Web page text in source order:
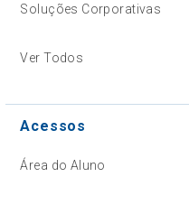
Soluções Corporativas
Ver Todos
Acessos
Área do Aluno